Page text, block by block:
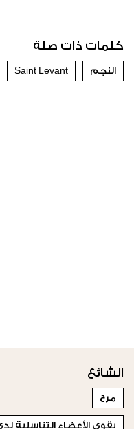
كلمات ذات صلة
النجم Saint Levant
الشائع
مرح
يقوي الأعضاء التناسلية